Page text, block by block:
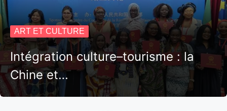
ART ET CULTURE
Intégration culture–tourisme : la
Chine et…